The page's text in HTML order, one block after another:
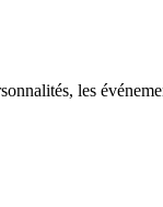
les